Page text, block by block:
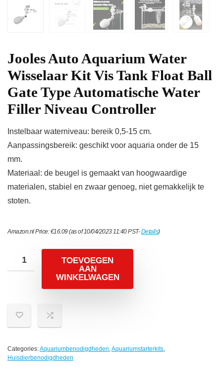
Jooles Auto Aquarium Water
Wisselaar Kit Vis Tank Float Ball
Gate Type Automatische Water
Filler Niveau Controller
Instelbaar waterniveau: bereik 0,5-15 cm.
Aanpassingsbereik: geschikt voor aquaria onder de 15
mm.
Materiaal: de beugel is gemaakt van hoogwaardige
materialen, stabiel en zwaar genoeg, niet gemakkelijk te
stoten.
Amazon.nl Price:€16.09(as of 10/04/2023 11:40 PST-Details)
TOEVOEGEN
AAN
WINKELWAGEN
Categories:Aquariumbenodigdheden,Aquariumstarterkits,
Huisdierbenodigdheden